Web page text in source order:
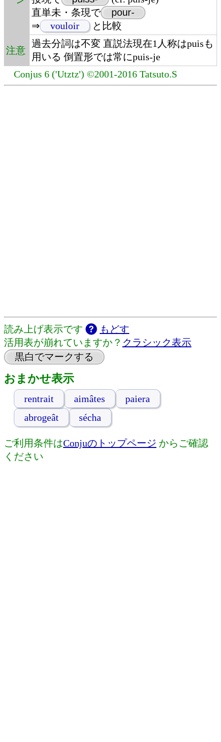
直単未・条現で
pour-
⇒
vouloir と比較
注意
過去分詞は不変 直説法現在1人称はpuisも
用いる 倒置形では常にpuis-je
Conjus 6 ('Utztz') ©2001-2016 Tatsuto.S
読み上げ表示です
もどす
活用表が崩れていますか？ クラシック表示
黒白でマークする
おまかせ表示
rentrait aimâtes
paiera
abrogeât
sécha
ご利用条件はConjuのトップページ からご確認
ください